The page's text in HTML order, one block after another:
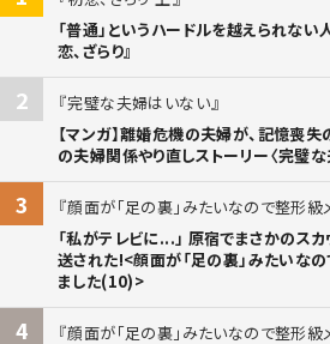
「普通」というハードルを越えられな
恋、ざらり』
2
完璧な夫婦はいない
【マンガ】離婚危機の夫婦が、記憶喪
の夫婦関係やり直しストーリー〈完璧
3
顔面が「足の裏」みたいなので整形級
「私がテレビに...」 原宿でまさかのス
送された!<顔面が「足の裏」みたいな
ました(10)>
4
顔面が「足の裏」みたいなので整形級